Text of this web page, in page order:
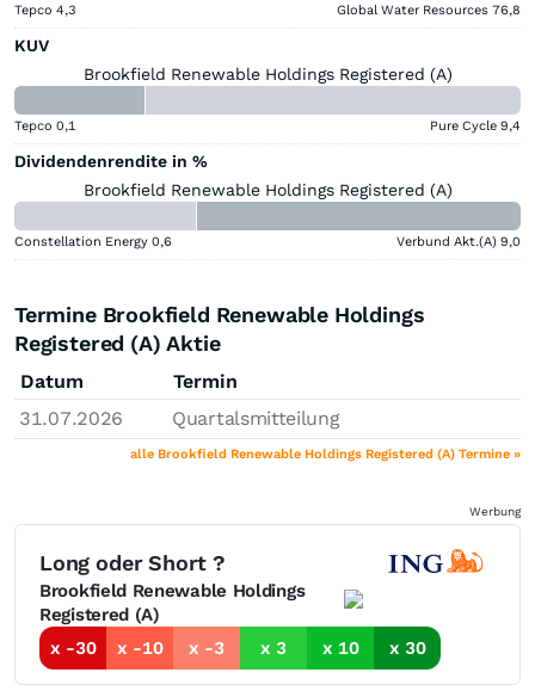
Tepco 4,3 Global Water Resources 76,8
KUV
Brookfield Renewable Holdings Registered (A)
Tepco 0,1 Pure Cycle 9,4
Dividendenrendite in %
Brookfield Renewable Holdings Registered (A)
Constellation Energy 0,6 Verbund Akt.(A) 9,0
Termine Brookfield Renewable Holdings
Registered (A) Aktie
Datum
Termin
31.07.2026
Quartalsmitteilung
alle Brookfield Renewable Holdings Registered (A) Termine »
Werbung
Long oder Short ?
Brookfield Renewable Holdings
Registered (A)
x -30
x -10 x -3 x 3 x 10 x 30